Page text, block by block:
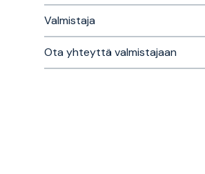
Valmistaja
Ota yhteyttä valmistajaan